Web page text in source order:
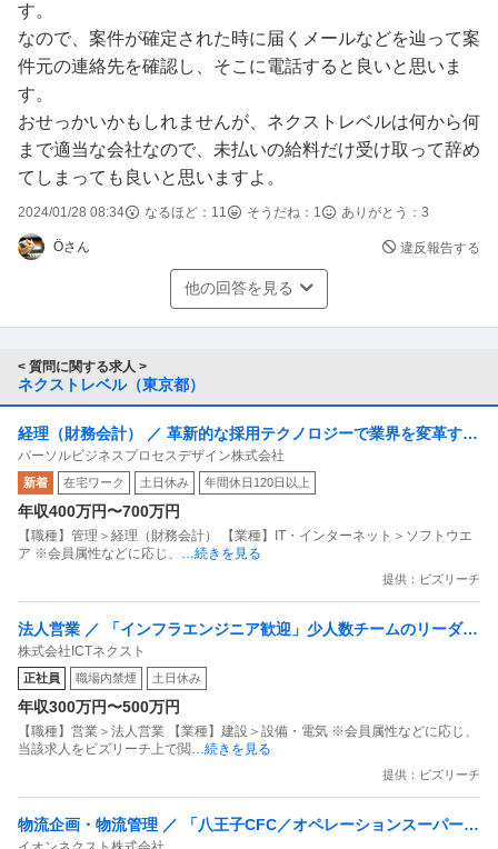
す。
なので、案件が確定された時に届くメールなどを辿って案
件元の連絡先を確認し、そこに電話すると良いと思いま
す。
おせっかいかもしれませんが、ネクストレベルは何から何
まで適当な会社なので、未払いの給料だけ受け取って辞め
てしまっても良いと思いますよ。
2024/01/28 08:34 なるほど： 11 そうだね： 1 ありがとう： 3
Öさん 違反報告する
他の回答を見る
< 質問に関する求人 >
ネクストレベル（東京都）
経理（財務会計） ／ 革新的な採用テクノロジーで業界を変革する
社内ベンチャー／SEEDS COMPANYで一人目の経理スペシャリス
トを募集！
パーソルビジネスプロセスデザイン株式会社
新着 在宅ワーク 土日休み 年間休日120日以上
年収400万円〜700万円
【職種】管理＞経理（財務会計） 【業種】IT・インターネット＞ソフトウエ
ア ※会員属性などに応じ、 …続きを見る
提供：ビズリーチ
法人営業 ／ 「インフラエンジニア歓迎」少人数チームのリーダー
候補／NW・サーバ経験を活かしプレイングPLとして活躍
株式会社ICTネクスト
正社員 職場内禁煙 土日休み
年収300万円〜500万円
【職種】営業＞法人営業 【業種】建設＞設備・電気 ※会員属性などに応じ、
当該求人をビズリーチ上で閲…続きを見る
提供：ビズリーチ
物流企画・物流管理 ／ 「八王子CFC／オペレーションスーパーバ